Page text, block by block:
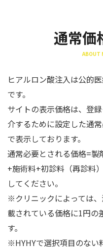
通常価
ABOUT
ヒアルロン酸注入は公的
です。
サイトの表示価格は、登
介するために設定した通
で表示しております。
通常必要とされる価格=製
+施術料+初診料（再診料
してください。
※クリニックによっては
載されている価格に1円の
す。
※HYHYで選択項目のない